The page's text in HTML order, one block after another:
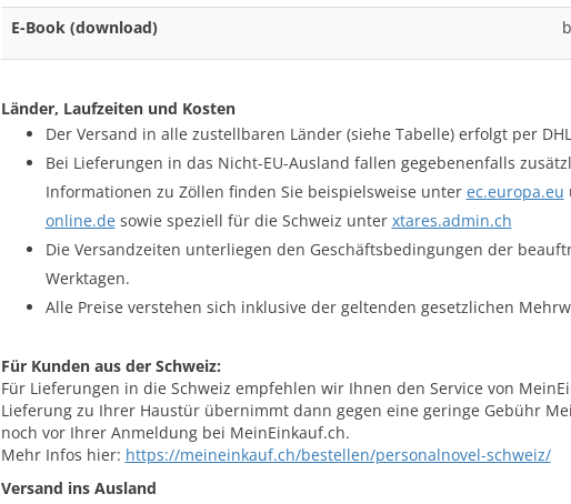
E-Book (download)
Länder, Laufzeiten und Kosten
Der Versand in alle zustellbaren Länder (siehe Tabelle) erfolgt per
Bei Lieferungen in das Nicht-EU-Ausland fallen gegebenenfalls
Informationen zu Zöllen finden Sie beispielsweise unter ec.europa.eu
online.desowie speziell für die Schweiz unter xtares.admin.ch
Die Versandzeiten unterliegen den Geschäftsbedingungen der
Werktagen.
Alle Preise verstehen sich inklusive der geltenden gesetzlichen
Für Kunden aus der Schweiz:
Für Lieferungen in die Schweiz empfehlen wir Ihnen den Service von
Lieferung zu Ihrer Haustür übernimmt dann gegen eine geringe Gebühr
noch vor Ihrer Anmeldung bei MeinEinkauf.ch.
Mehr Infos hier: https://meineinkauf.ch/bestellen/personalnovel-schweiz/
Versand ins Ausland